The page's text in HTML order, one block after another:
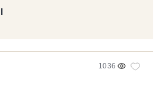
1036